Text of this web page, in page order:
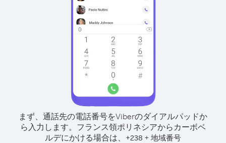
まず、通話先の電話番号をViberのダイアルパッドか
ら入力します。 フランス領ポリネシアからカーボベ
ルデにかける場合は、 +238 + 地域番号